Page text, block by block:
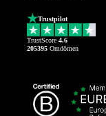
Trustpilot
TrustScore 4.6
205395 Omdömen